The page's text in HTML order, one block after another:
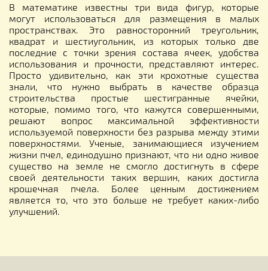
В математике известны три вида фигур, которые
могут использоваться для размещения в малых
пространствах. Это равносторонний треугольник,
квадрат и шестиугольник, из которых только две
последние с точки зрения состава ячеек, удобства
использования и прочности, представляют интерес.
Просто удивительно, как эти крохотные существа
знали, что нужно выбрать в качестве образца
строительства простые шестигранные ячейки,
которые, помимо того, что кажутся совершенными,
решают вопрос максимальной эффективности
используемой поверхности без разрыва между этими
поверхностями. Ученые, занимающиеся изучением
жизни пчел, единодушно признают, что ни одно живое
существо на земле не смогло достигнуть в сфере
своей деятельности таких вершин, каких достигла
крошечная пчела. Более ценным достижением
является то, что это больше не требует каких-либо
улучшений.